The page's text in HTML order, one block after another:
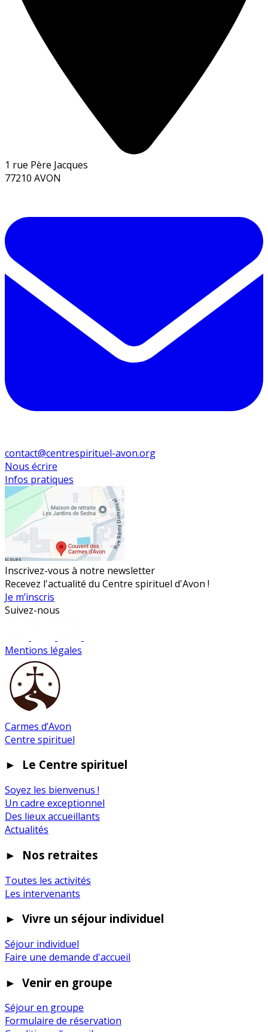
1 rue Père Jacques
77210 AVON
contact@centrespirituel-avon.org
Nous écrire
Infos pratiques
Inscrivez-vous à notre newsletter
Recevez l'actualité du Centre spirituel d'Avon !
Je m’inscris
Suivez-nous
Mentions légales
Carmes d’Avon
Centre spirituel
► Le Centre spirituel
Soyez les bienvenus !
Un cadre exceptionnel
Des lieux accueillants
Actualités
► Nos retraites
Toutes les activités
Les intervenants
► Vivre un séjour individuel
Séjour individuel
Faire une demande d'accueil
► Venir en groupe
Séjour en groupe
Formulaire de réservation